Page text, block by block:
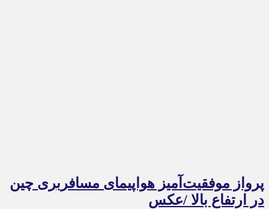
پرواز موفقیت‌آمیز هواپیمای مسافربری چین
در ارتفاع بالا /عکس